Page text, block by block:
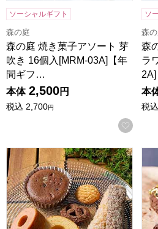
ソーシャルギフト
森の庭
森の庭 焼き菓子アソート 芽
吹き 16個入[MRM-03A]【年
間ギフ…
本体 2,500円
税込 2,700円
お気
ソ
森
森
ラ
本
税込
森の庭 焼き菓子アソート フラワホ